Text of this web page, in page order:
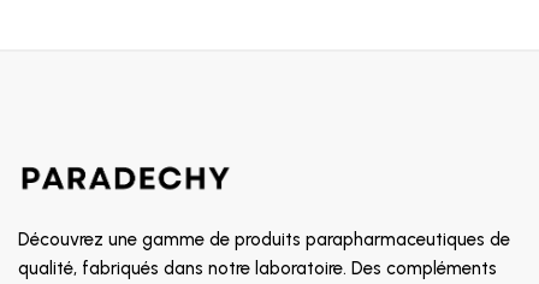
Découvrez une gamme de produits parapharmaceutiques de
qualité, fabriqués dans notre laboratoire. Des compléments